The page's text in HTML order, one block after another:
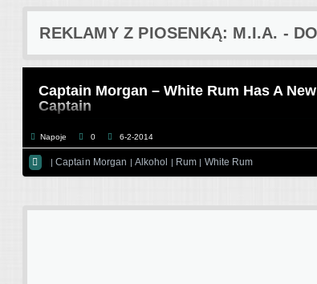
REKLAMY Z PIOSENKĄ: M.I.A. -
Captain Morgan – White Rum Has A New
Captain
Napoje 0 6-2-2014
 | Captain Morgan | Alkohol | Rum | White Rum